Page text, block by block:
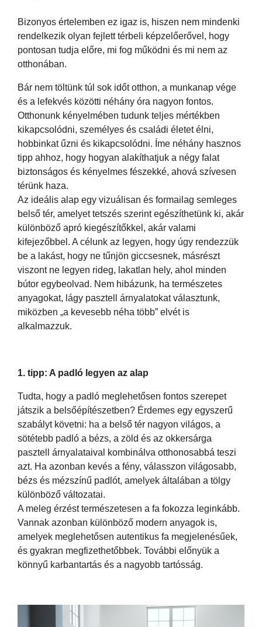
Bizonyos értelemben ez igaz is, hiszen nem mindenki
rendelkezik olyan fejlett térbeli képzelőerővel, hogy
pontosan tudja előre, mi fog működni és mi nem az
otthonában.
Bár nem töltünk túl sok időt otthon, a munkanap vége
és a lefekvés közötti néhány óra nagyon fontos.
Otthonunk kényelmében tudunk teljes mértékben
kikapcsolódni, személyes és családi életet élni,
hobbinkat űzni és kikapcsolódni. Íme néhány hasznos
tipp ahhoz, hogy hogyan alakíthatjuk a négy falat
biztonságos és kényelmes fészekké, ahová szívesen
térünk haza.
Az ideális alap egy vizuálisan és formailag semleges
belső tér, amelyet tetszés szerint egészíthetünk ki, akár
különböző apró kiegészítőkkel, akár valami
kifejezőbbel. A célunk az legyen, hogy úgy rendezzük
be a lakást, hogy ne tűnjön giccsesnek, másrészt
viszont ne legyen rideg, lakatlan hely, ahol minden
bútor egybeolvad. Nem hibázunk, ha természetes
anyagokat, lágy pasztell árnyalatokat választunk,
miközben „a kevesebb néha több” elvét is
alkalmazzuk.
1. tipp: A padló legyen az alap
Tudta, hogy a padló meglehetősen fontos szerepet
játszik a belsőépítészetben? Érdemes egy egyszerű
szabályt követni: ha a belső tér nagyon világos, a
sötétebb padló a bézs, a zöld és az okkersárga
pasztell árnyalataival kombinálva otthonosabbá teszi
azt. Ha azonban kevés a fény, válasszon világosabb,
bézs és mézszínű padlót, amelyek általában a tölgy
különböző változatai.
A meleg érzést természetesen a fa fokozza leginkább.
Vannak azonban különböző modern anyagok is,
amelyek meglehetősen autentikus fa megjelenésűek,
és gyakran megfizethetőbbek. További előnyük a
könnyű karbantartás és a nagyobb tartósság.